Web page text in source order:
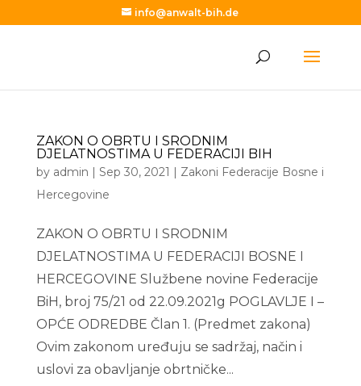
info@anwalt-bih.de
ZAKON O OBRTU I SRODNIM
DJELATNOSTIMA U FEDERACIJI BIH
by admin | Sep 30, 2021 | Zakoni Federacije Bosne i
Hercegovine
ZAKON O OBRTU I SRODNIM
DJELATNOSTIMA U FEDERACIJI BOSNE I
HERCEGOVINE Službene novine Federacije
BiH, broj 75/21 od 22.09.2021g POGLAVLJE I –
OPĆE ODREDBE Član 1. (Predmet zakona)
Ovim zakonom uređuju se sadržaj, način i
uslovi za obavljanje obrtničke...